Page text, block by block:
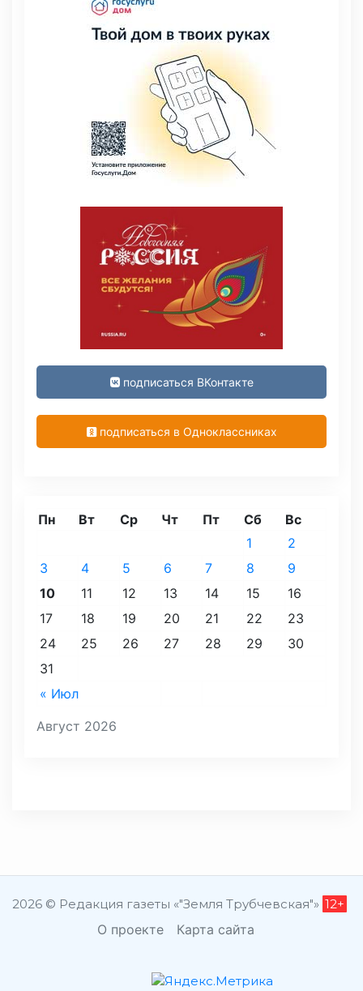
подписаться ВКонтакте
подписаться в Одноклассниках
Август 2026
Пн Вт Ср Чт Пт Сб Вс
« Июл
1
2
3
4 5 6 7 8
9
10
11 12 13 14 15
16
17
18 19 20 21 22
23
24
25 26 27 28 29
30
31
2026 © Редакция газеты «"Земля Трубчевская"» 12+
О проекте Карта сайта